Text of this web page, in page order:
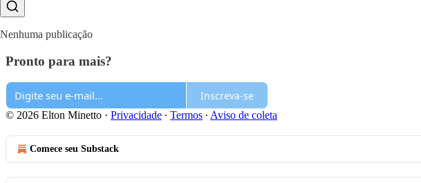
Nenhuma publicação
Pronto para mais?
Inscreva-se
© 2026 Elton Minetto · Privacidade ∙ Termos ∙ Aviso de coleta
Comece seu Substack